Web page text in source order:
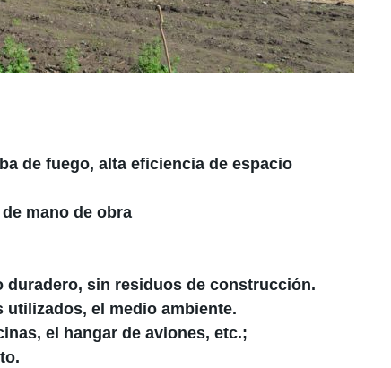
de fuego, alta eficiencia de espacio
mano de obra
duradero, sin residuos de construcción.
el medio ambiente.
el hangar de aviones, etc.;